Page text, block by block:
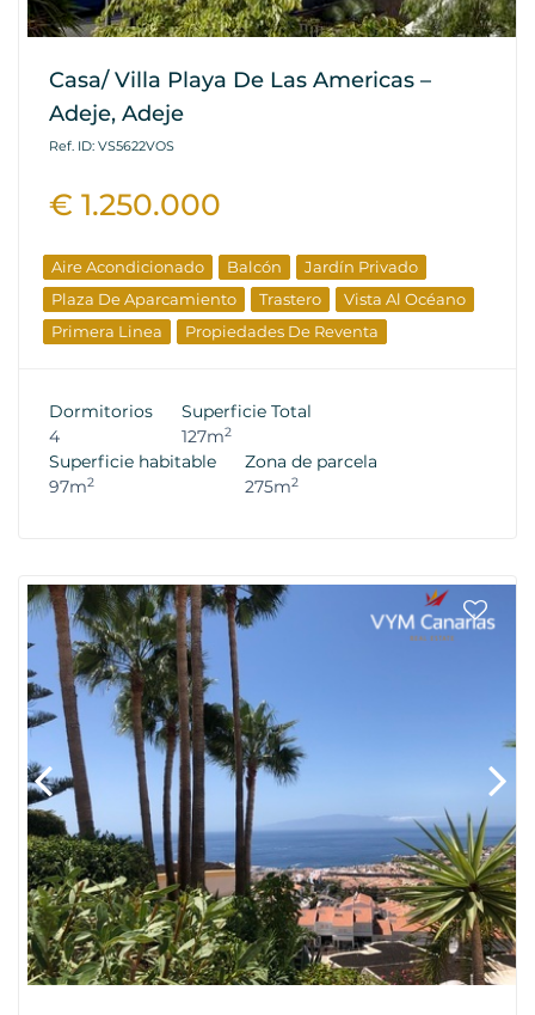
Casa/ Villa Playa De Las Americas –
Adeje, Adeje
Ref. ID: VS5622VOS
€ 1.250.000
Aire Acondicionado Balcón
Jardín Privado
Plaza De Aparcamiento
Trastero
Vista Al Océano
Primera Linea
Propiedades De Reventa
Dormitorios
4
Superficie Total
127m2
Superficie habitable
97m2
Zona de parcela
275m2